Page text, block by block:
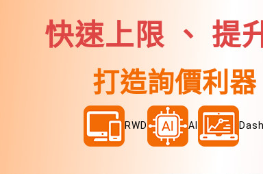
快速上限 、 提
打造詢價利器
RWD AI